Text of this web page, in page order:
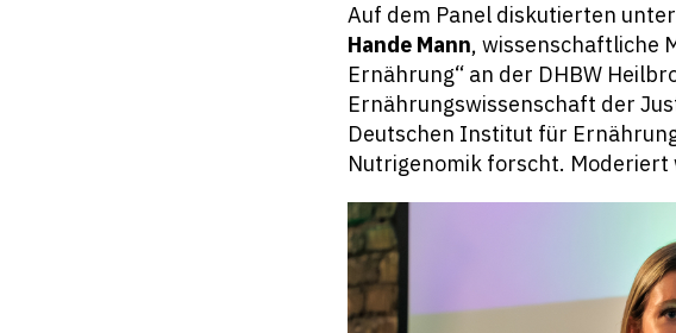
Auf dem Panel diskutierten
Hande Mann, wissenschaftliche
Ernährung“ an der DHBW
Ernährungswissenschaft der
Deutschen Institut für
Nutrigenomik forscht. Moderiert